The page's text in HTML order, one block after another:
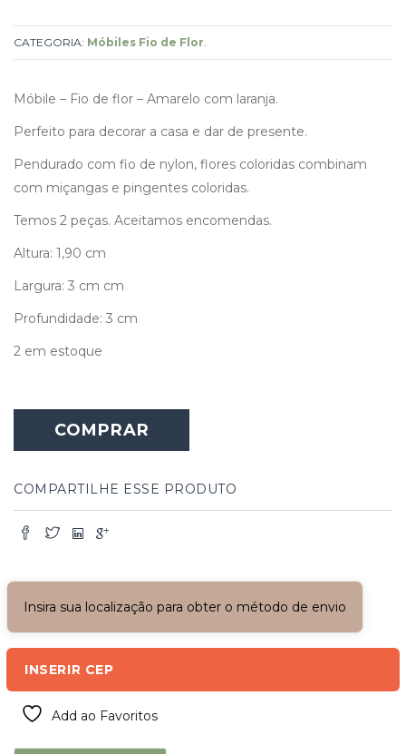
CATEGORIA: Móbiles Fio de Flor
Móbile – Fio de flor – Amarelo com laranja.
Perfeito para decorar a casa e dar de presente.
Pendurado com fio de nylon, flores coloridas combinam
com miçangas e pingentes coloridas.
Temos 2 peças. Aceitamos encomendas.
Altura: 1,90 cm
Largura: 3 cm cm
Profundidade: 3 cm
2 em estoque
COMPRAR
COMPARTILHE ESSE PRODUTO
Insira sua localização para obter o método de envio
INSERIR CEP
Add ao Favoritos